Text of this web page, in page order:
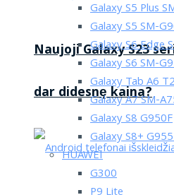
Naujoji Galaxy S23
dar didesnę kaina?
Galaxy S5 Plus
Galaxy S5 SM-
Galaxy S6 Edge
Galaxy S6 SM-
Galaxy Tab A6
Galaxy A7 SM-
Galaxy S8 G950F
Galaxy S8+
HUAWEI
G300